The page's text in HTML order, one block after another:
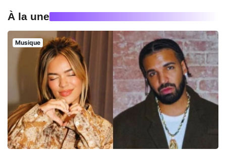
À la une
Musique